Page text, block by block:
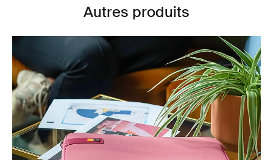
Autres produits